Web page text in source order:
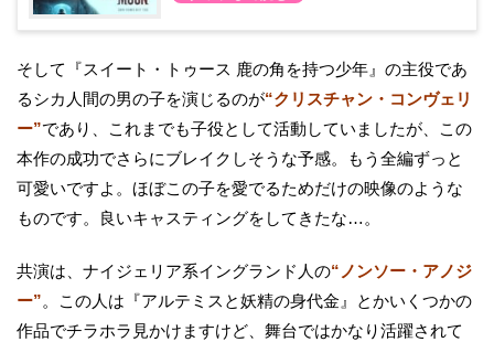
そして『スイート・トゥース 鹿の角を持つ少年』の主役であ
るシカ人間の男の子を演じるのが“クリスチャン・コンヴェリ
ー”であり、これまでも子役として活動していましたが、この
本作の成功でさらにブレイクしそうな予感。もう全編ずっと
可愛いですよ。ほぼこの子を愛でるためだけの映像のような
ものです。良いキャスティングをしてきたな…。
共演は、ナイジェリア系イングランド人の“ノンソー・アノジ
ー”。この人は『アルテミスと妖精の身代金』とかいくつかの
作品でチラホラ見かけますけど、舞台ではかなり活躍されて